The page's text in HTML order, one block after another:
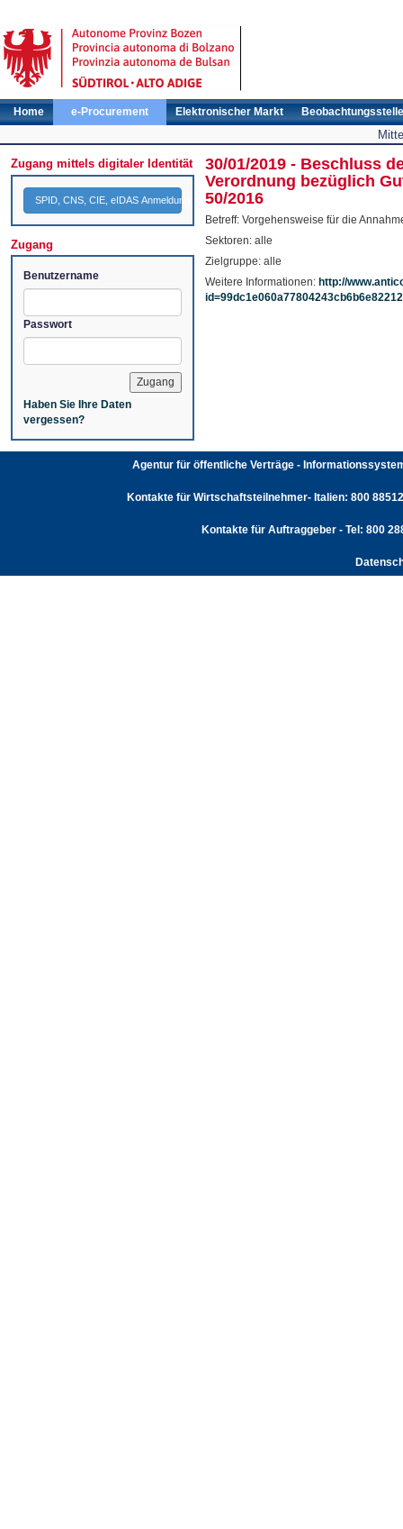
Home e-Procurement Elektronischer Markt Beobachtungsstelle
Zugang mittels digitaler Identität
SPID, CNS, CIE, eIDAS Anmeldung
Zugang
Benutzername
Passwort
Haben Sie Ihre Daten
vergessen?
30/01/2019 - Beschluss
Verordnung bezüglich
50/2016
Betreff: Vorgehensweise für die
Sektoren: alle
Zielgruppe: alle
Weitere Informationen: http://
Agentur für öffentliche Verträge -
Kontakte für Wirtschaftsteilnehmer- Italien: 800
Kontakte für Auftraggeber - Tel: 800